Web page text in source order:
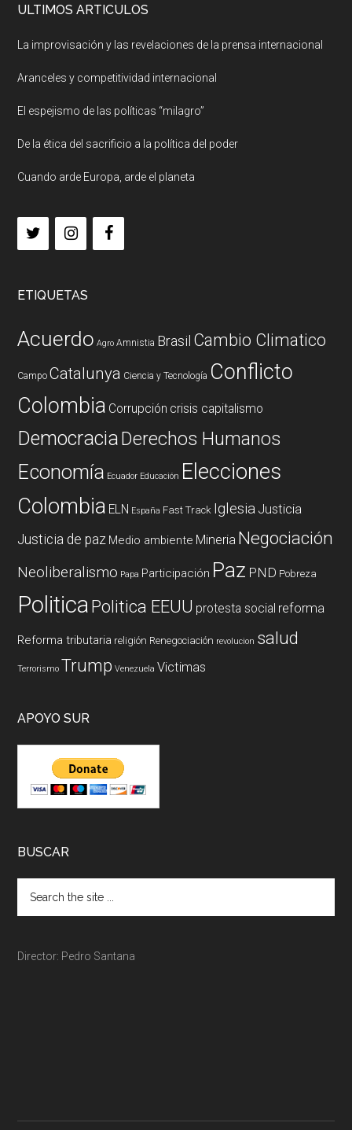
ULTIMOS ARTICULOS
La improvisación y las revelaciones de la prensa internacional
Aranceles y competitividad internacional
El espejismo de las políticas “milagro”
De la ética del sacrificio a la política del poder
Cuando arde Europa, arde el planeta
ETIQUETAS
Acuerdo Agro Amnistia Brasil Cambio Climatico
Campo Catalunya Ciencia y Tecnología Conflicto
Colombia Corrupción crisis capitalismo
DemocraciaDerechos Humanos
Economía Ecuador Educación Elecciones
Colombia ELN España Fast Track Iglesia Justicia
Justicia de paz Medio ambiente Mineria Negociación
Neoliberalismo Papa Participación Paz PND Pobreza
PoliticaPolitica EEUU protesta social reforma
Reforma tributaria religión Renegociación revolucion salud
Terrorismo Trump Venezuela Victimas
APOYO SUR
BUSCAR
Director: Pedro Santana